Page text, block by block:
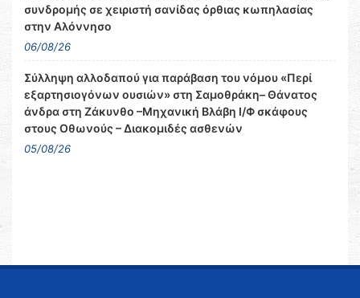
συνδρομής σε χειριστή σανίδας όρθιας κωπηλασίας
στην Αλόννησο
06/08/26
Σύλληψη αλλοδαπού για παράβαση του νόμου «Περί
εξαρτησιογόνων ουσιών» στη Σαμοθράκη– Θάνατος
άνδρα στη Ζάκυνθο –Μηχανική Βλάβη Ι/Φ σκάφους
στους Οθωνούς – Διακομιδές ασθενών
05/08/26